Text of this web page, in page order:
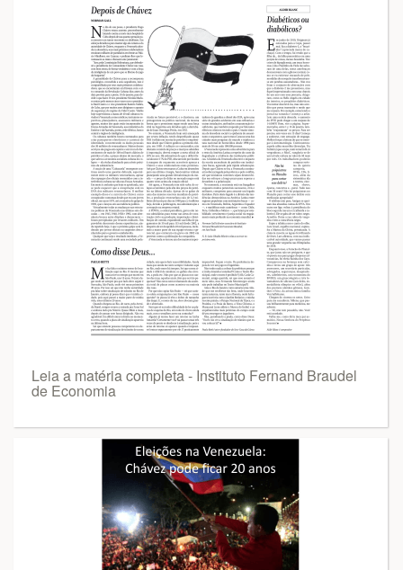
Leia a matéria completa - Instituto Fernand Braudel
de Economia